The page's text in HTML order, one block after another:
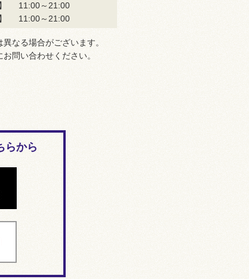
11:00～21:00
11:00～21:00
なる場合がございます。
問い合わせください。
らから